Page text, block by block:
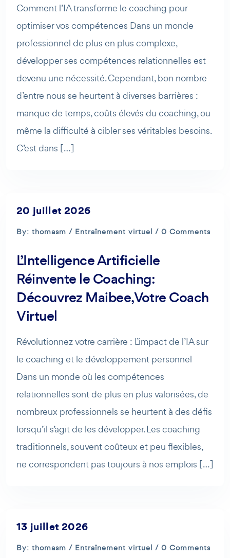
Comment l’IA transforme le coaching pour
optimiser vos compétences Dans un monde
professionnel de plus en plus complexe,
développer ses compétences relationnelles est
devenu une nécessité. Cependant, bon nombre
d’entre nous se heurtent à diverses barrières :
manque de temps, coûts élevés du coaching, ou
même la difficulté à cibler ses véritables besoins.
C’est dans […]
20 juillet 2026
By: thomasm / Entraînement virtuel / 0 Comments
L’Intelligence Artificielle
Réinvente le Coaching:
Découvrez Maibee, Votre Coach
Virtuel
Révolutionnez votre carrière : L’impact de l’IA sur
le coaching et le développement personnel
Dans un monde où les compétences
relationnelles sont de plus en plus valorisées, de
nombreux professionnels se heurtent à des défis
lorsqu’il s’agit de les développer. Les coaching
traditionnels, souvent coûteux et peu flexibles,
ne correspondent pas toujours à nos emplois […]
13 juillet 2026
By: thomasm / Entraînement virtuel / 0 Comments
Maibee
vous essayer Maibee, demander des renseignements, ou
prendre rendez-vous avec nous ?